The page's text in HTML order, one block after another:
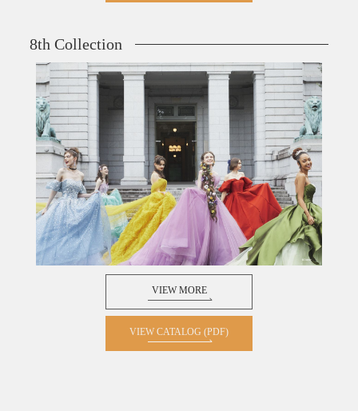
8th Collection
VIEW MORE
VIEW CATALOG (PDF)